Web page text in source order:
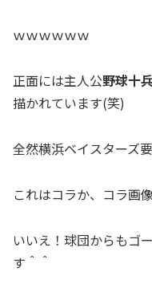
ｗｗｗｗｗｗ
正面には主人公野球十
描かれています(笑)
全然横浜ベイスターズ
これはコラか、コラ画
いいえ！球団からもゴ
す＾＾